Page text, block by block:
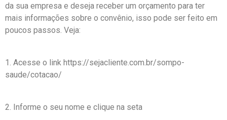
da sua empresa e deseja receber um orçamento para ter
mais informações sobre o convênio, isso pode ser feito em
poucos passos. Veja:
1. Acesse o link https://sejacliente.com.br/sompo-
saude/cotacao/
2. Informe o seu nome e clique na seta